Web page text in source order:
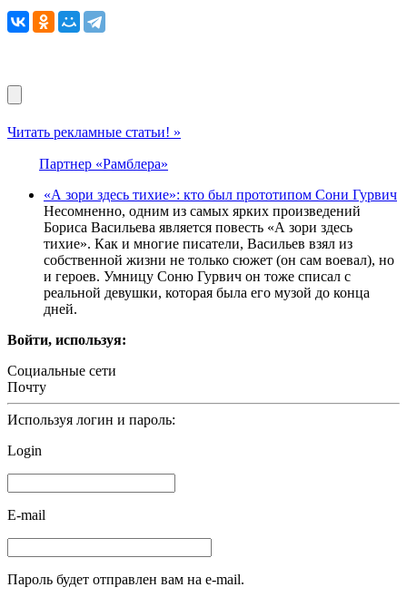
Читать рекламные статьи! »
Партнер «Рамблера»
«А зори здесь тихие»: кто был прототипом Сони Гурвич
Несомненно, одним из самых ярких произведений
Бориса Васильева является повесть «А зори здесь
тихие». Как и многие писатели, Васильев взял из
собственной жизни не только сюжет (он сам воевал), но
и героев. Умницу Соню Гурвич он тоже списал с
реальной девушки, которая была его музой до конца
дней.
Войти, используя:
Социальные сети
Почту
Используя логин и пароль:
Login
E-mail
Пароль будет отправлен вам на e-mail.